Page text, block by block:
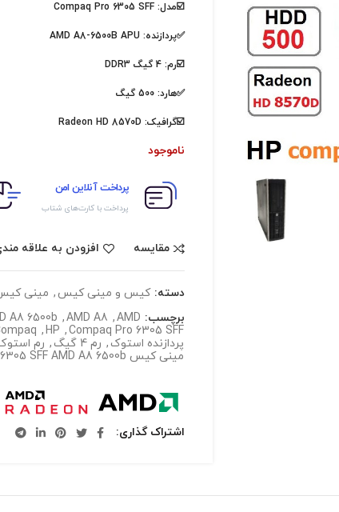
☑️مدل: Compaq Pro 6305 SFF
✅پردازنده: AMD A8-6500B APU
☑️رم: 4 گیگ DDR3
✅هارد: 500 گیگ
☑️گرافیک: Radeon HD 8570D
ناموجود
پرداخت آنلاین امن
پرداخت با کارت‌های شتاب
مقایسه افزودن به علاقه
دسته: کیس و مینی کیس , مینی
برچسب: AMD
,
AMD A8
,
A8 6500b
Compaq Pro 6305 SFF
,
HP
,
پردازنده استوک , رم 4 گیگ , رم
مینی کیس HP Compaq Pro 6305 SFF AMD A8 6500b
اشتراک گذاری